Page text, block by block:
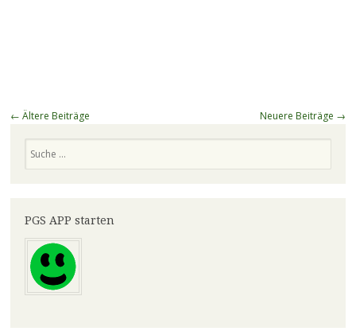
Beitragsnavigation
← Ältere Beiträge Neuere Beiträge →
PGS APP starten